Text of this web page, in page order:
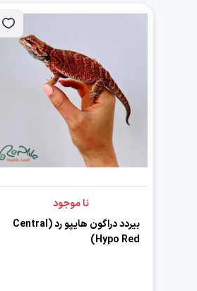
نا موجود
بیردد دراگون هایپو رد (Central
Hypo Red)